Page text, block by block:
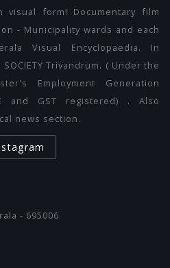
visual form! Documentary film
- Municipality wards and each
Visual Encyclopaedia. In
Trivandrum. ( Under the
Employment Generation
and GST registered) . Also
news section.
- 695006